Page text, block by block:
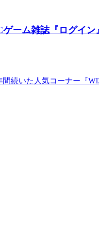
ーム雑誌『ログイ
続いた人気コーナー『